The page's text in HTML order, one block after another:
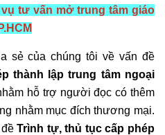
vụ tư vấn mở trung tâm giáo
sẻ của chúng tôi về vấn đề
thành lập trung tâm ngoại
hỗ trợ người đọc có thêm
nhằm mục đích thương mại.
đềTrình tự, thủ tục cấp phép